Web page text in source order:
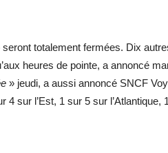
totalement fermées. Dix
heures de pointe, a annoncé
» jeudi, a aussi annoncé SNCF
sur l’Est, 1 sur 5 sur l’Atlantique,